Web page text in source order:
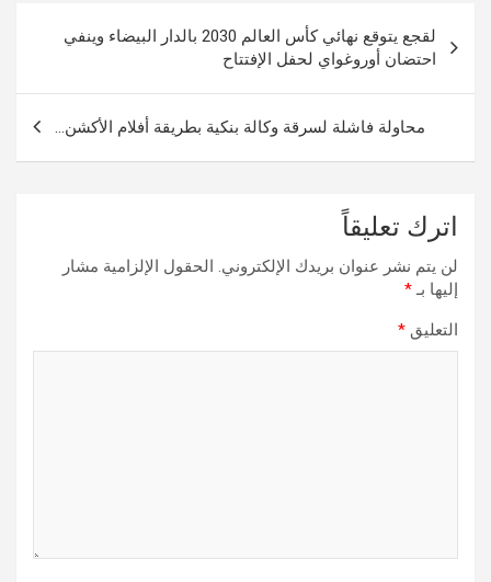
المقالات
لقجع يتوقع نهائي كأس العالم 2030 بالدار البيضاء وينفي
احتضان أوروغواي لحفل الإفتتاح
محاولة فاشلة لسرقة وكالة بنكية بطريقة أفلام الأكشن…
اترك تعليقاً
لن يتم نشر عنوان بريدك الإلكتروني. الحقول الإلزامية مشار
إليها بـ*
التعليق *